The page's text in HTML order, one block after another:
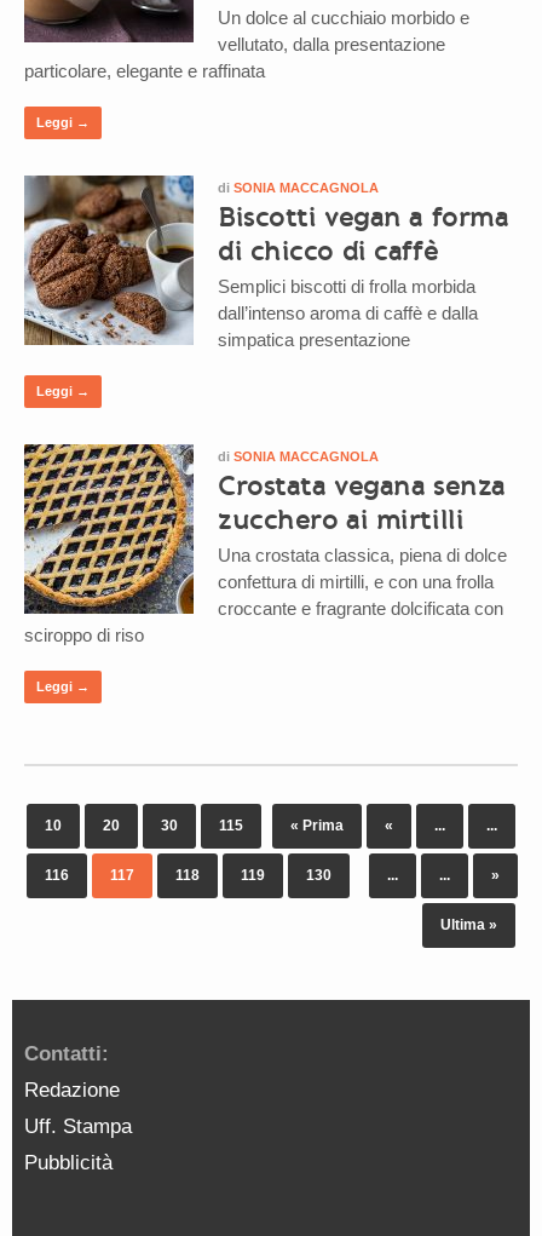
Un dolce al cucchiaio morbido e
vellutato, dalla presentazione
particolare, elegante e raffinata
Leggi →
di SONIA MACCAGNOLA
Biscotti vegan a forma
di chicco di caffè
Semplici biscotti di frolla morbida
dall’intenso aroma di caffè e dalla
simpatica presentazione
Leggi →
di SONIA MACCAGNOLA
Crostata vegana senza
zucchero ai mirtilli
Una crostata classica, piena di dolce
confettura di mirtilli, e con una frolla
croccante e fragrante dolcificata con
sciroppo di riso
Leggi →
« Prima « ...
10 20 30 ...
115
116 117 118 119 ...
130 ... »
Ultima »
Contatti:
Redazione
Uff. Stampa
Pubblicità